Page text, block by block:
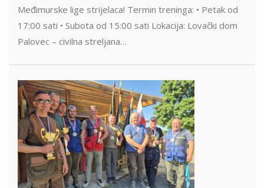
Međimurske lige strijelaca! Termin treninga: • Petak od
17:00 sati • Subota od 15:00 sati Lokacija: Lovački dom
Palovec – civilna streljana…